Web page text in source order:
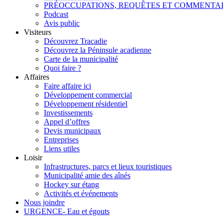
PRÉOCCUPATIONS, REQUÊTES ET
Podcast
Avis public
Visiteurs
Découvrez Tracadie
Découvrez la Péninsule acadienne
Carte de la municipalité
Quoi faire ?
Affaires
Faire affaire ici
Développement commercial
Développement résidentiel
Investissements
Appel d’offres
Devis municipaux
Entreprises
Liens utiles
Loisir
Infrastructures, parcs et lieux touristiques
Municipalité amie des aînés
Hockey sur étang
Activités et événements
Nous joindre
URGENCE- Eau et égouts